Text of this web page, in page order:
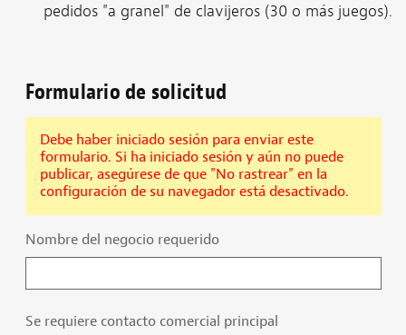
pedidos "a granel" de clavijeros (30 o más juegos).
Formulario de solicitud
Debe haber iniciado sesión para enviar este
formulario. Si ha iniciado sesión y aún no puede
publicar, asegúrese de que "No rastrear" en la
configuración de su navegador está desactivado.
Nombre del negocio requerido
Se requiere contacto comercial principal